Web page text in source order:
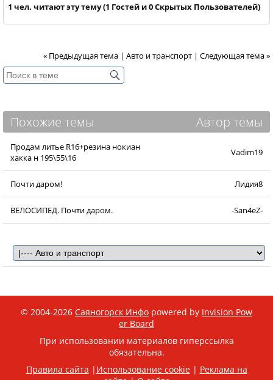
1 чел. читают эту тему (1 Гостей и 0 Скрытых Пользователей)
« Предыдущая тема | Авто и транспорт | Следующая тема »
Похожие темы Автор темы
Продам литье R16+резина нокиан
хакка н 195\55\16
Vadim19
Почти даром! Лидия8
ВЕЛОСИПЕД. Почти даром. -San4eZ-
© 2004-2026 Саяногорск Инфо powered by Invision Pow
er Board
При использовании материалов гиперссылка
обязательна.
Правила сайта | Использование cookie| Реклама на